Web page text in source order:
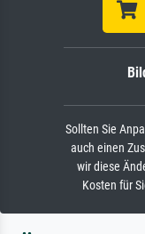
Sollten Sie
auch einen
wir diese
Kosten für